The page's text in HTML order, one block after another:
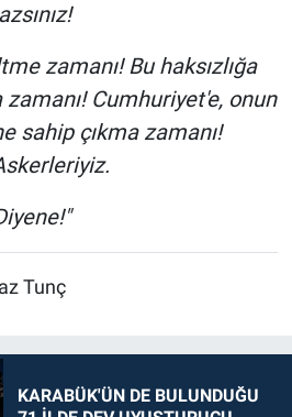
zamanı! Bu haksızlığa
Cumhuriyet'e, onun
sahip çıkma zamanı!
Tunç
KARABÜK'ÜN DE BULUNDUĞU